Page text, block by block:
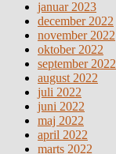
januar 2023
december 2022
november 2022
oktober 2022
september 2022
august 2022
juli 2022
juni 2022
maj 2022
april 2022
marts 2022